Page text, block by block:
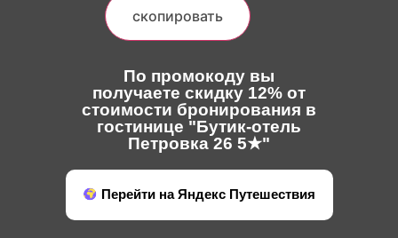
скопировать
По промокоду вы
получаете скидку 12% от
стоимости бронирования в
гостинице "Бутик-отель
Петровка 26 5★"
Перейти на Яндекс Путешествия